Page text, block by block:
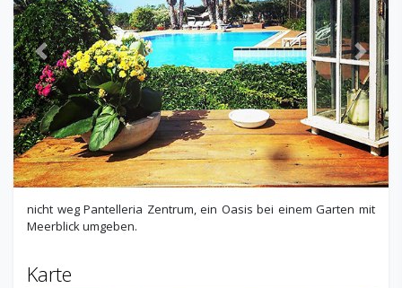
Previous Next
nicht weg Pantelleria Zentrum, ein Oasis bei einem Garten mit
Meerblick umgeben.
Karte